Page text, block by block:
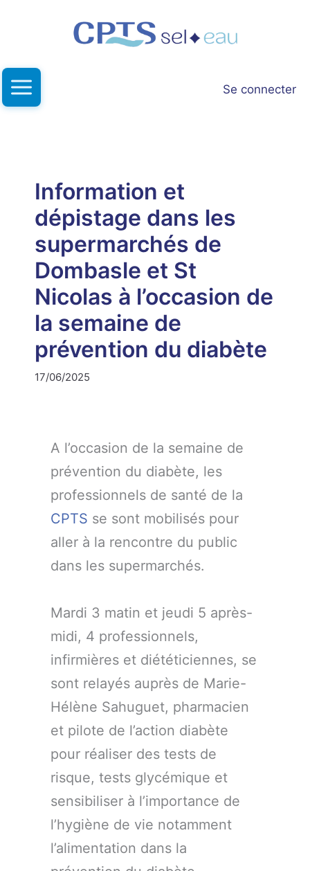
Se connecter
Information et
dépistage dans les
supermarchés de
Dombasle et St
Nicolas à l’occasion de
la semaine de
prévention du diabète
17/06/2025
A l’occasion de la semaine de
prévention du diabète, les
professionnels de santé de la
CPTS se sont mobilisés pour
aller à la rencontre du public
dans les supermarchés.
Mardi 3 matin et jeudi 5 après-
midi, 4 professionnels,
infirmières et diététiciennes, se
sont relayés auprès de Marie-
Hélène Sahuguet, pharmacien
et pilote de l’action diabète
pour réaliser des tests de
risque, tests glycémique et
sensibiliser à l’importance de
l’hygiène de vie notamment
l’alimentation dans la